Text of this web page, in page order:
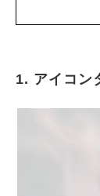
さりげ
1. アイコン